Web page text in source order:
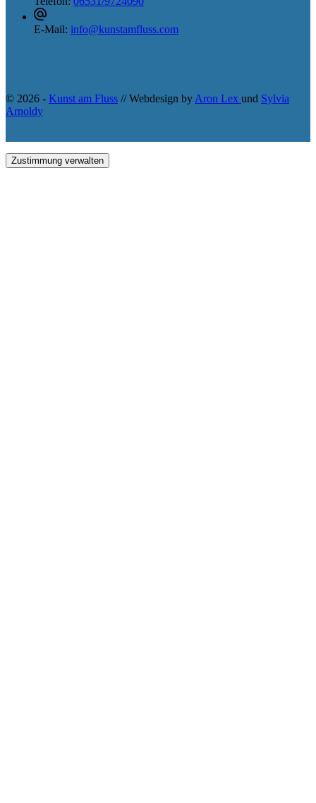
E-Mail: info@kunstamfluss.com
© 2026 - Kunst am Fluss // Webdesign by Aron Lex und Sylvia
Arnoldy
Zustimmung verwalten